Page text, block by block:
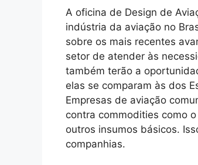
A oficina de Design de
indústria da aviação no
sobre os mais recentes
setor de atender às
também terão a
elas se comparam às dos
Empresas de aviação
contra commodities como
outros insumos básicos.
companhias.